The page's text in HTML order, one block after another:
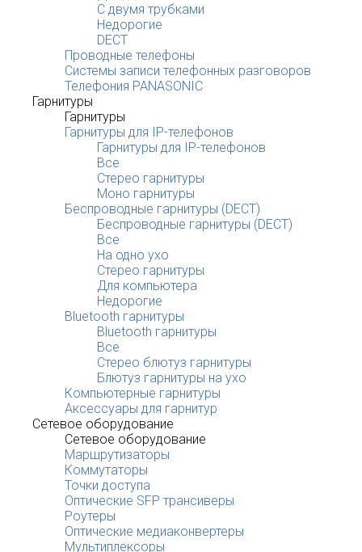
С двумя трубками
Недорогие
DECT
Проводные телефоны
Системы записи телефонных разговоров
Телефония PANASONIC
Гарнитуры
Гарнитуры
Гарнитуры для IP-телефонов
Гарнитуры для IP-телефонов
Все
Стерео гарнитуры
Моно гарнитуры
Беспроводные гарнитуры (DECT)
Беспроводные гарнитуры (DECT)
Все
На одно ухо
Стерео гарнитуры
Для компьютера
Недорогие
Bluetooth гарнитуры
Bluetooth гарнитуры
Все
Стерео блютуз гарнитуры
Блютуз гарнитуры на ухо
Компьютерные гарнитуры
Аксессуары для гарнитур
Сетевое оборудование
Сетевое оборудование
Маршрутизаторы
Коммутаторы
Точки доступа
Оптические SFP трансиверы
Роутеры
Оптические медиаконвертеры
Мультиплексоры